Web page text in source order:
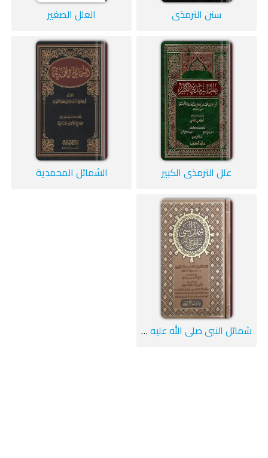
سنن الترمذي العلل الصغير
علل الترمذي الكبير الشمائل المحمدية
شمائل النبي صلى الله عليه وسلم